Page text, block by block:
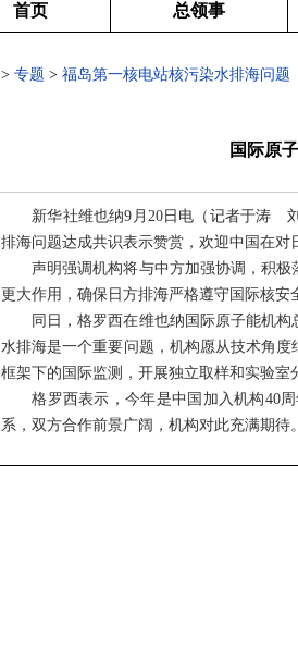
首页 总领事
> 专题 > 福岛第一核电站核污染水排海问题
国际原
新华社维也纳9月20日电（记者于涛 刘
排海问题达成共识表示赞赏，欢迎中国在对
声明强调机构将与中方加强协调，积极
更大作用，确保日方排海严格遵守国际核安
同日，格罗西在维也纳国际原子能机构
水排海是一个重要问题，机构愿从技术角
框架下的国际监测，开展独立取样和实验室
格罗西表示，今年是中国加入机构40周
系，双方合作前景广阔，机构对此充满期待。